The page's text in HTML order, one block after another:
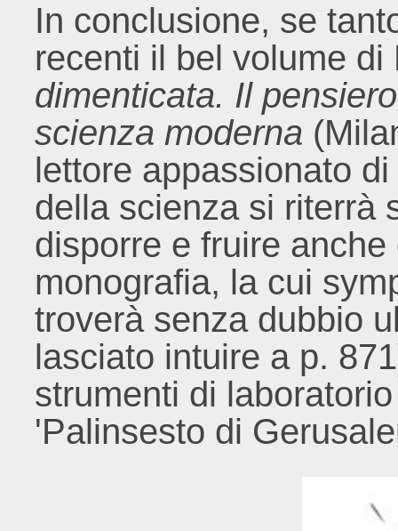
In conclusione, se
recenti il bel volume
dimenticata. Il
scienza moderna
lettore appassionato
della scienza si riterrà
disporre e fruire
monografia, la cui
troverà senza dubbio
lasciato intuire a p.
strumenti di
'Palinsesto di